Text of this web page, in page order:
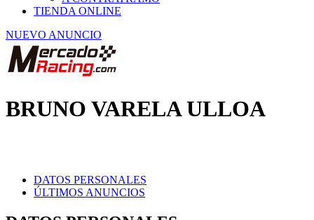
NUEVO ANUNCIO
ÚLTIMOS ANUNCIOS